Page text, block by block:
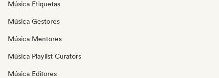
Música Etiquetas
Música Gestores
Música Mentores
Música Playlist Curators
Música Editores